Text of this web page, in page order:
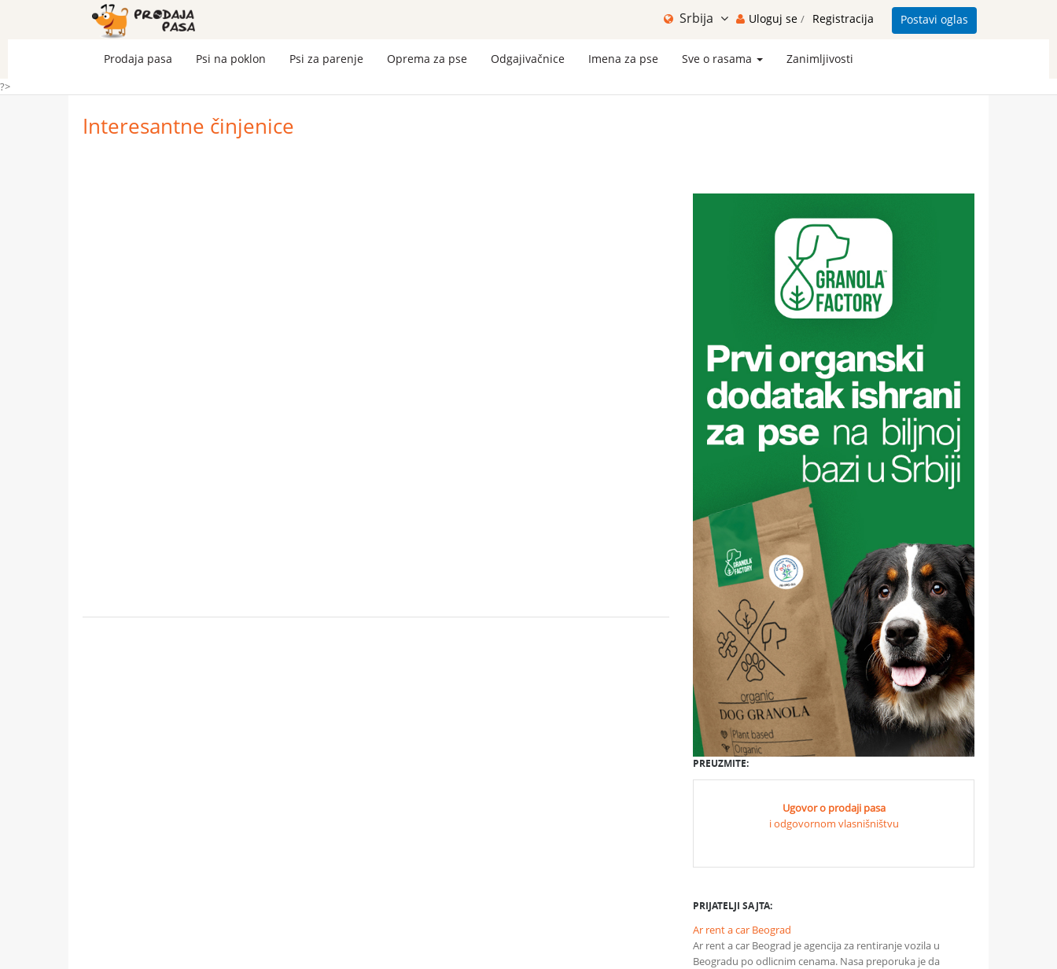
Srbija Uloguj se / Registracija Postavi oglas
Prodaja pasa Psi na poklon Psi za parenje Oprema za pse Odgajivačnice Imena za pse Sve o rasama Zanimljivosti
?>
Interesantne činjenice
PREUZMITE:
Ugovor o prodaji pasa
i odgovornom vlasnišništvu
PRIJATELJI SAJTA:
Ar rent a car Beograd
Ar rent a car Beograd je agencija za rentiranje vozila u
Beogradu po odlicnim cenama. Nasa preporuka je da